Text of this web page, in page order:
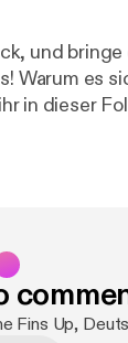
;-)
[
Fins Up,